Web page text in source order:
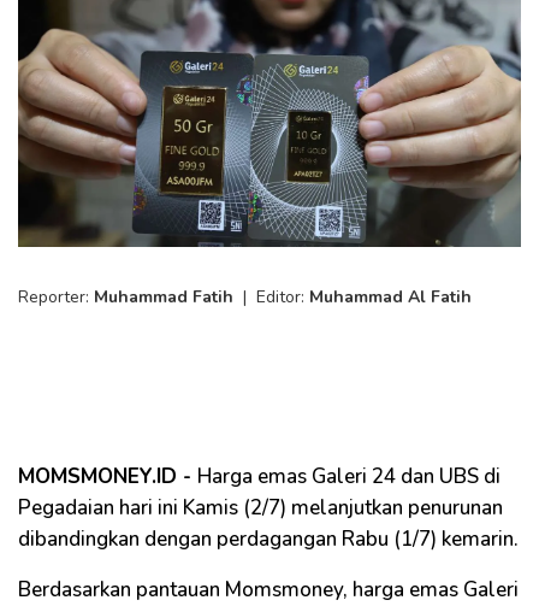
Reporter: Muhammad Fatih | Editor: Muhammad Al Fatih
MOMSMONEY.ID - Harga emas Galeri 24 dan UBS di
Pegadaian hari ini Kamis (2/7) melanjutkan penurunan
dibandingkan dengan perdagangan Rabu (1/7) kemarin.
Berdasarkan pantauan Momsmoney, harga emas Galeri